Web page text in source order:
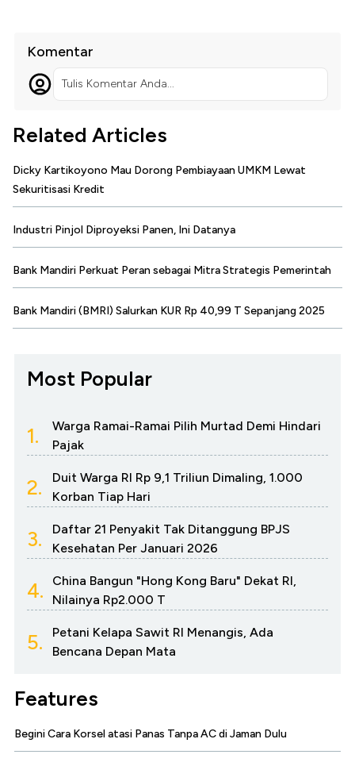
Komentar
Tulis Komentar Anda...
Related Articles
Dicky Kartikoyono Mau Dorong Pembiayaan UMKM Lewat
Sekuritisasi Kredit
Industri Pinjol Diproyeksi Panen, Ini Datanya
Bank Mandiri Perkuat Peran sebagai Mitra Strategis Pemerintah
Bank Mandiri (BMRI) Salurkan KUR Rp 40,99 T Sepanjang 2025
Most Popular
1.
Warga Ramai-Ramai Pilih Murtad Demi Hindari
Pajak
2.
Duit Warga RI Rp 9,1 Triliun Dimaling, 1.000
Korban Tiap Hari
3.
Daftar 21 Penyakit Tak Ditanggung BPJS
Kesehatan Per Januari 2026
4.
China Bangun "Hong Kong Baru" Dekat RI,
Nilainya Rp2.000 T
5.
Petani Kelapa Sawit RI Menangis, Ada
Bencana Depan Mata
Features
Begini Cara Korsel atasi Panas Tanpa AC di Jaman Dulu